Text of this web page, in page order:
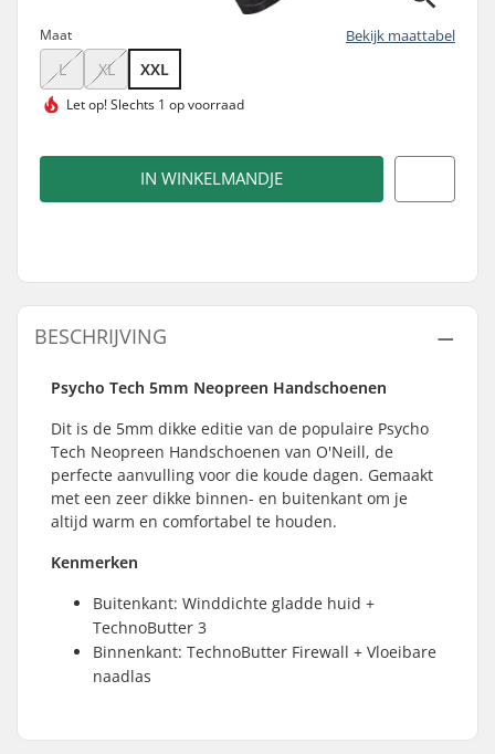
Maat Bekijk maattabel
L XL XXL
Let op!Slechts 1 op voorraad
IN WINKELMANDJE
BESCHRIJVING
Psycho Tech 5mm Neopreen Handschoenen
Dit is de 5mm dikke editie van de populaire Psycho
Tech Neopreen Handschoenen van O'Neill, de
perfecte aanvulling voor die koude dagen. Gemaakt
met een zeer dikke binnen- en buitenkant om je
altijd warm en comfortabel te houden.
Kenmerken
Buitenkant: Winddichte gladde huid +
TechnoButter 3
Binnenkant: TechnoButter Firewall + Vloeibare
naadlas